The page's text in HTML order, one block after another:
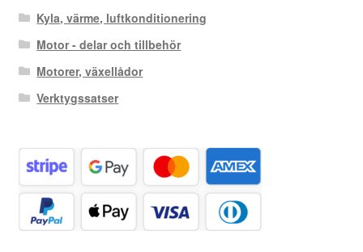
Kyla, värme, luftkonditionering
Motor - delar och tillbehör
Motorer, växellådor
Verktygssatser